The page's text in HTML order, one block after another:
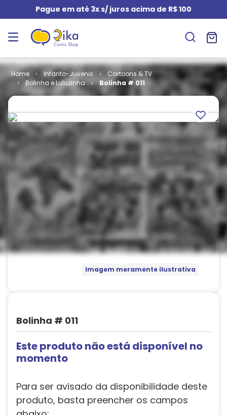
Pague em até 3x s/ juros acima de R$ 100
Infanto-Juvenis
Cartoons & TV
Bolinha e Luluzinha
Bolinha # 011
Imagem meramente ilustrativa
Bolinha # 011
Este produto não está disponível no
momento
Para ser avisado da disponibilidade deste
produto, basta preencher os campos